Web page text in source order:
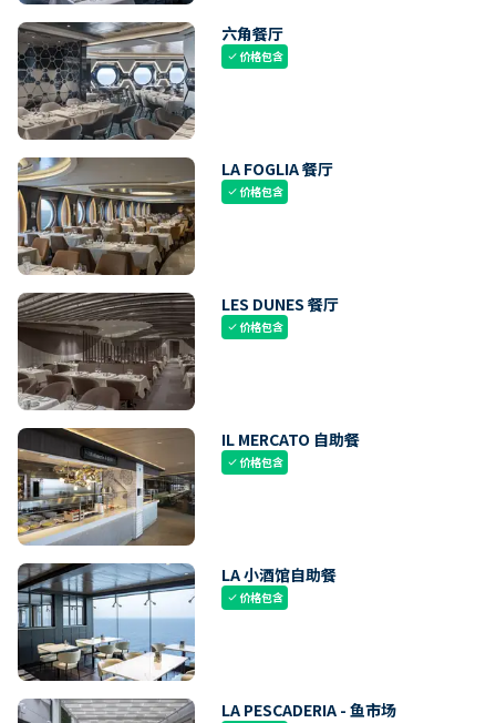
六角餐厅
check价格包含
LA FOGLIA 餐厅
check价格包含
LES DUNES 餐厅
check价格包含
IL MERCATO 自助餐
check价格包含
LA 小酒馆自助餐
check价格包含
LA PESCADERIA - 鱼市场